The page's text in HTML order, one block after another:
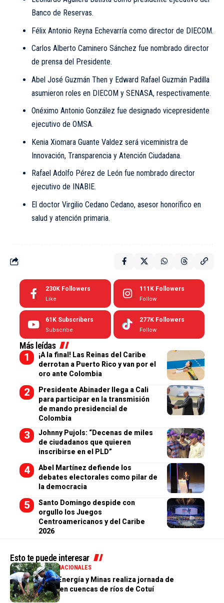
Banco de Reservas.
Félix Antonio Reyna Echevarría como director de DIECOM.
Carlos Alberto Caminero Sánchez fue nombrado director
de prensa del Presidente.
Abel José Guzmán Then y Edward Rafael Guzmán Padilla
asumieron roles en DIECOM y SENASA, respectivamente.
Onéximo Antonio González fue designado vicepresidente
ejecutivo de OMSA.
Kenia Xiomara Guante Valdez será viceministra de
Innovación, Transparencia y Atención Ciudadana.
Rafael Adolfo Pérez de León fue nombrado director
ejecutivo de INABIE.
El doctor Virgilio Cedano Cedano, asesor honorífico en
salud y atención primaria.
230K Followers
Like
111K Followers
Follow
61K Subscribers
Subscribe
277K Followers
Follow
Más leídas
¡A la final! Las Reinas del Caribe
derrotan a Puerto Rico y van por el
oro ante Colombia
Presidente Abinader llega a Cali
para participar en la transmisión
de mando presidencial de
Colombia
Johnny Pujols: “Decenas de miles
de ciudadanos que quieren
inscribirse en el PLD”
Abel Martínez defiende los
debates electorales como pilar de
la democracia
Santo Domingo despide con
orgullo los Juegos
Centroamericanos y del Caribe
2026
Esto te puede interesar
MEDIO AMBIENTENACIONALES
Ministerio de Energía y Minas realiza jornada de
reforestación en cuencas de ríos de Cotuí